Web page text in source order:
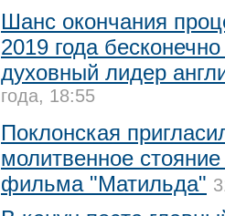
Шанс окончания
2019 года
духовный лидер
года, 18:55
Поклонская
молитвенное
фильма "Матильда"